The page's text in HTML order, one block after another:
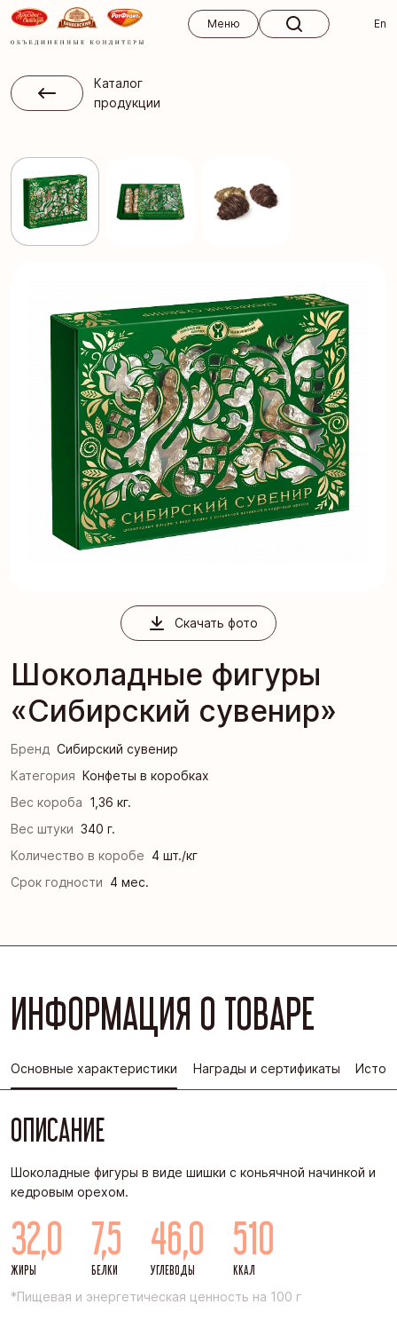
Меню
En
Каталог
продукции
Скачать фото
Шоколадные фигуры
«Сибирский сувенир»
Бренд Сибирский сувенир
Категория Конфеты в коробках
Вес короба 1,36 кг.
Вес штуки 340 г.
Количество в коробе 4 шт./кг
Срок годности 4 мес.
ИНФОРМАЦИЯ О ТОВАРЕ
Основные характеристики Награды и сертификаты
ОПИСАНИЕ
Шоколадные фигуры в виде шишки с коньячной начинкой и
кедровым орехом.
32,0
ЖИРЫ
7,5
БЕЛКИ
46,0
УГЛЕВОДЫ
510
ККАЛ
*Пищевая и энергетическая ценность на 100 г